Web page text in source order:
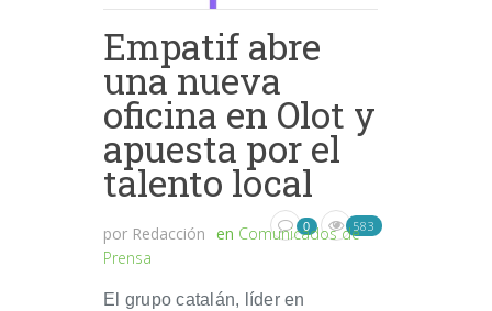
Empatif abre
una nueva
oficina en Olot y
apuesta por el
talento local
por Redacción en Comunicados de
Prensa
0 583
El grupo catalán, líder en